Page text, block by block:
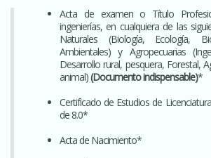
Acta de examen o Título
ingenierías, en cualquiera de las
Naturales (Biología, Ecología,
Ambientales) y Agropecuarias
Desarrollo rural, pesquera, Forestal,
animal)(Documento indispensable)*
Certificado de Estudios de
de 8.0*
Acta de Nacimiento*